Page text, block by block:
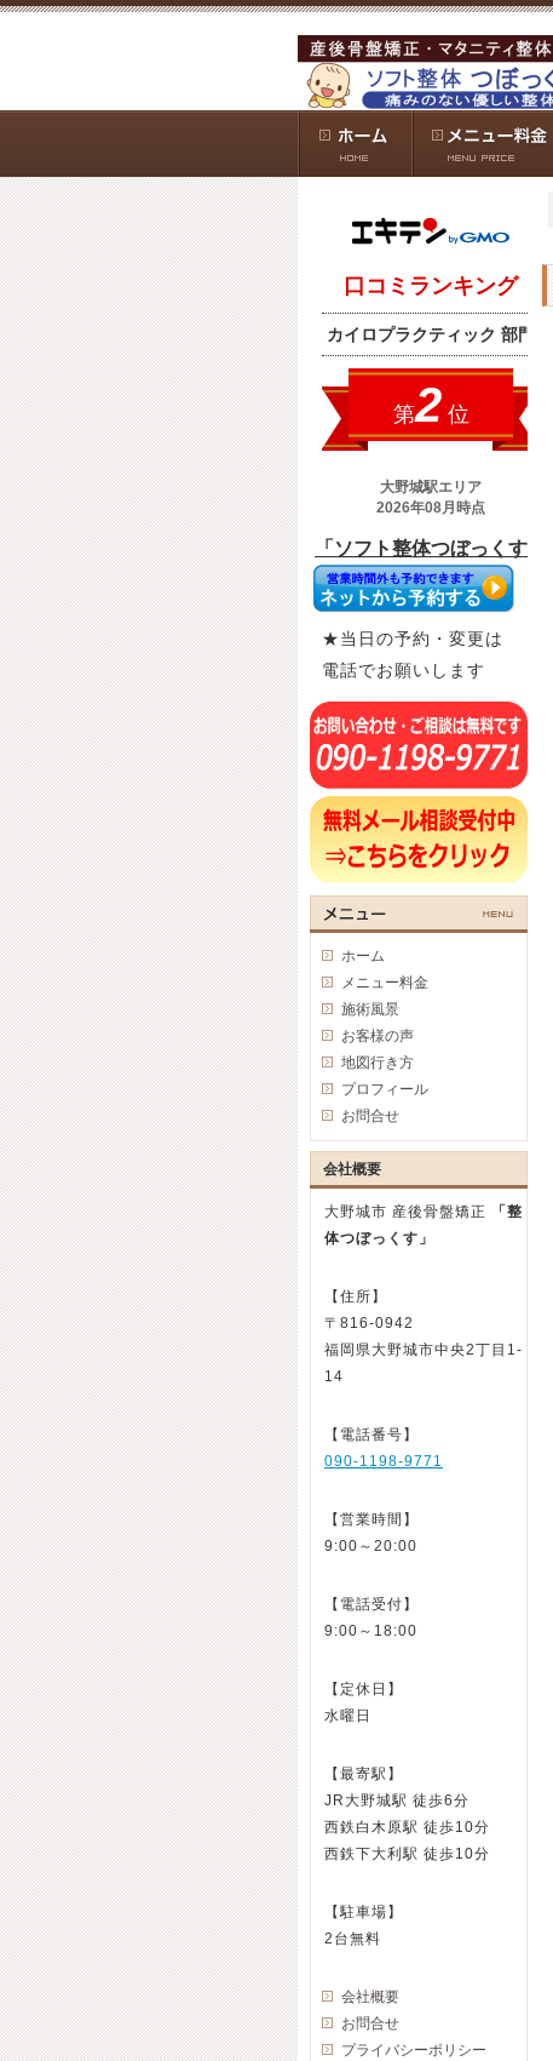
★当日の予約・変更は
電話でお願いします
ホーム
メニュー料金
施術風景
お客様の声
地図行き方
プロフィール
お問合せ
会社概要
大野城市 産後骨盤矯正
「整
体つぼっくす」
【住所】
〒816-0942
福岡県大野城市中央2丁目1-
14
【電話番号】
090-1198-9771
【営業時間】
9:00～20:00
【電話受付】
9:00～18:00
【定休日】
水曜日
【最寄駅】
JR大野城駅 徒歩6分
西鉄白木原駅 徒歩10分
西鉄下大利駅 徒歩10分
【駐車場】
2台無料
会社概要
お問合せ
プライバシーポリシー